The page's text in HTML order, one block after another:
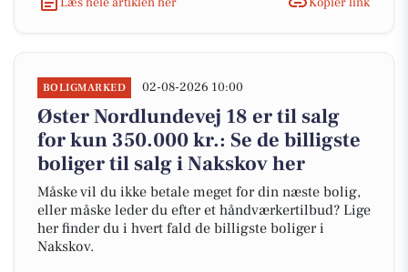
BOLIGMARKED 02-08-2026 10:00
Øster Nordlundevej 18 er til salg
for kun 350.000 kr.: Se de billigste
boliger til salg i Nakskov her
Måske vil du ikke betale meget for din næste bolig,
eller måske leder du efter et håndværkertilbud? Lige
her finder du i hvert fald de billigste boliger i
Nakskov.